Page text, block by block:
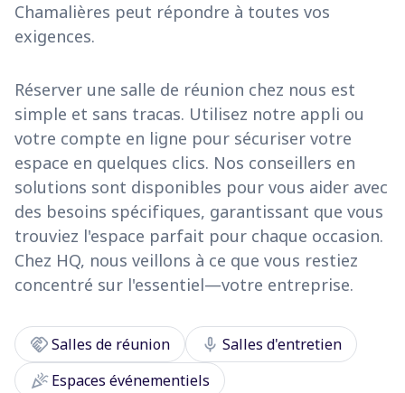
Chamalières peut répondre à toutes vos
exigences.
Réserver une salle de réunion chez nous est
simple et sans tracas. Utilisez notre appli ou
votre compte en ligne pour sécuriser votre
espace en quelques clics. Nos conseillers en
solutions sont disponibles pour vous aider avec
des besoins spécifiques, garantissant que vous
trouviez l'espace parfait pour chaque occasion.
Chez HQ, nous veillons à ce que vous restiez
concentré sur l'essentiel—votre entreprise.
handshakeSalles de réunion mic Salles d'entretien
celebrationEspaces événementiels